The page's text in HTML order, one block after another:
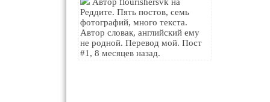
Реддите. Пять постов, семь
фотографий, много текста.
Автор словак, английский ему
не родной. Перевод мой. Пост
#1, 8 месяцев назад.